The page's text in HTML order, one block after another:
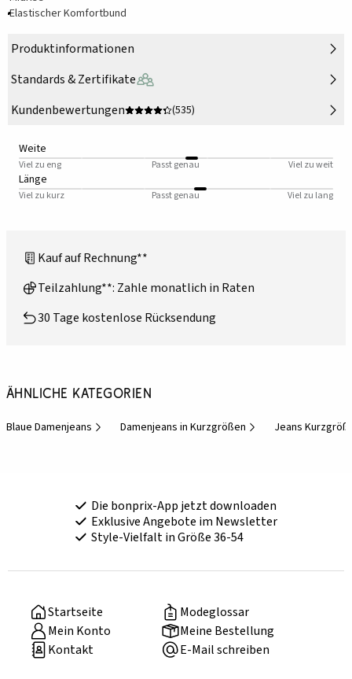
Elastischer Komfortbund
Produktinformationen
Standards & Zertifikate
Kundenbewertungen
(535)
Weite
Viel zu eng Passt genau Viel zu weit
Länge
Viel zu kurz Passt genau Viel zu lang
Kauf auf Rechnung**
Teilzahlung**: Zahle monatlich in Raten
30 Tage kostenlose Rücksendung
Ähnliche Kategorien
Blaue Damenjeans Damenjeans in Kurzgrößen Jeans
Die bonprix-App jetzt downloaden
Exklusive Angebote im Newsletter
Style-Vielfalt in Größe 36-54
Startseite
Modeglossar
Mein Konto
Meine Bestellung
Kontakt
E-Mail schreiben